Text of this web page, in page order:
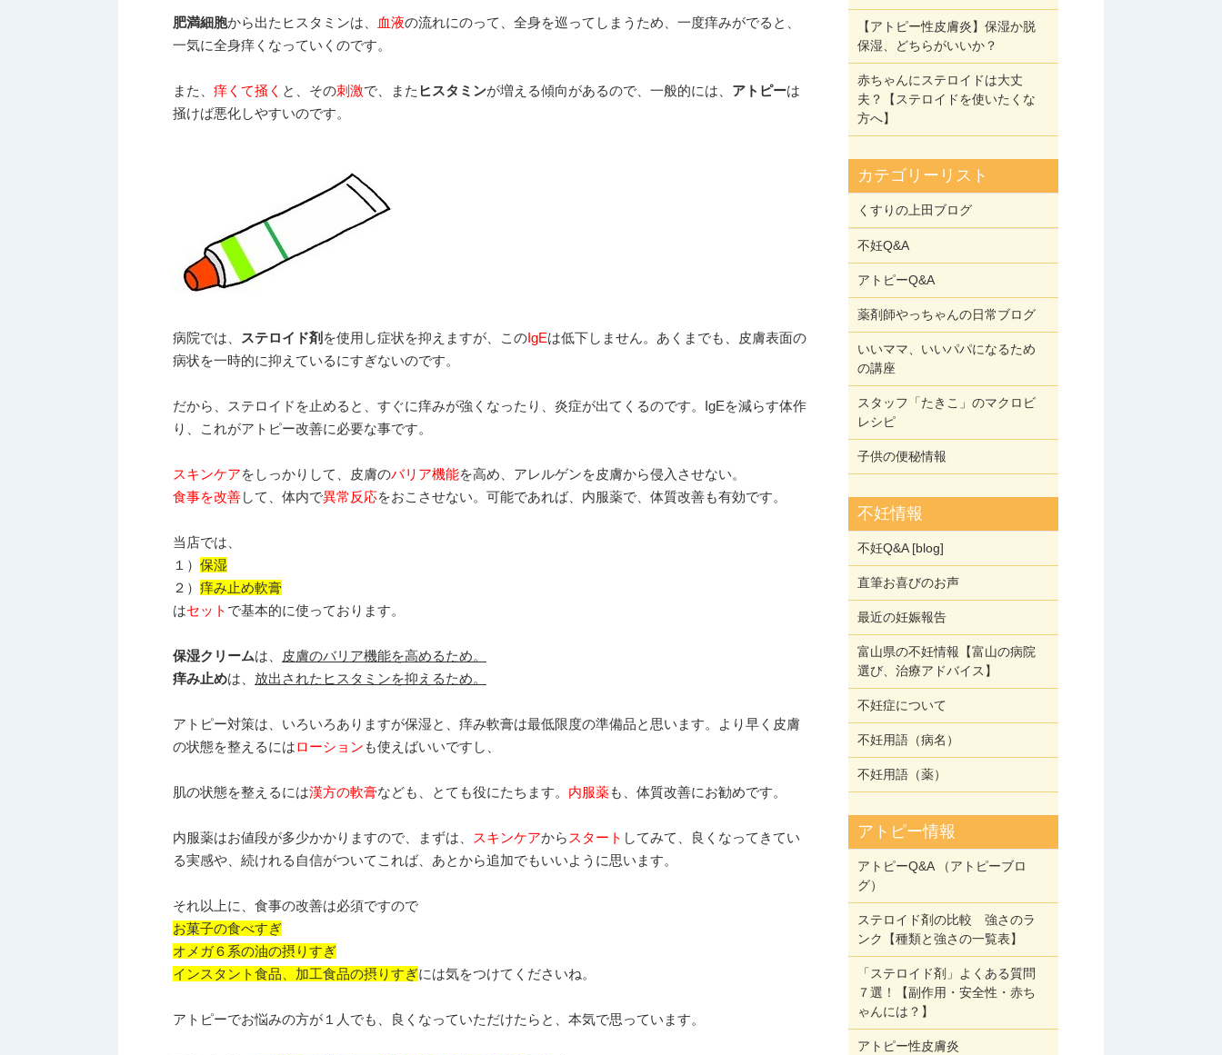
肥満細胞から出たヒスタミンは、 血液の流れにのって、全身を巡ってしまうため、一度痒みがでると、
一気に全身痒くなっていくのです。
また、 痒くて掻く と、その刺激で、また ヒスタミンが増える傾向があるので、一般的には、 アトピーは
掻けば悪化しやすいのです。
病院では、 ステロイド剤 を使用し症状を抑えますが、このIgEは低下しません。あくまでも、皮膚表面の
病状を一時的に抑えているにすぎないのです。
だから、ステロイドを止めると、すぐに痒みが強くなったり、炎症が出てくるのです。IgEを減らす体作
り、これがアトピー改善に必要な事です。
スキンケアをしっかりして、皮膚のバリア機能を高め、アレルゲンを皮膚から侵入させない。
食事を改善して、体内で異常反応をおこさせない。可能であれば、内服薬で、体質改善も有効です。
当店では、
１） 保湿
２） 痒み止め軟膏
はセット で基本的に使っております。
保湿クリームは、
皮膚のバリア機能を高めるため。
痒み止めは、 放出されたヒスタミンを抑えるため。
アトピー対策は、いろいろありますが保湿と、痒み軟膏は最低限度の準備品と思います。より早く皮膚
の状態を整えるにはローション も使えばいいですし、
肌の状態を整えるには漢方の軟膏なども、とても役にたちます。 内服薬も、体質改善にお勧めです。
内服薬はお値段が多少かかりますので、まずは、 スキンケアから スタート してみて、良くなってきてい
る実感や、続けれる自信がついてこれば、あとから追加でもいいように思います。
それ以上に、食事の改善は必須ですので
お菓子の食べすぎ
オメガ６系の油の摂りすぎ
インスタント食品、加工食品の摂りすぎには気をつけてくださいね。
アトピーでお悩みの方が１人でも、良くなっていただけたらと、本気で思っています。
【アトピー性皮膚炎】保湿か脱
保湿、どちらがいいか？
赤ちゃんにステロイドは大丈
夫？【ステロイドを使いたくな
方へ】
カテゴリーリスト
くすりの上田ブログ
不妊Q&A
アトピーQ&A
薬剤師やっちゃんの日常ブログ
いいママ、いいパパになるため
の講座
スタッフ「たきこ」のマクロビ
レシピ
子供の便秘情報
不妊情報
不妊Q&A [blog]
直筆お喜びのお声
最近の妊娠報告
富山県の不妊情報【富山の病院
選び、治療アドバイス】
不妊症について
不妊用語（病名）
不妊用語（薬）
アトピー情報
アトピーQ&A （アトピーブロ
グ）
ステロイド剤の比較 強さのラ
ンク【種類と強さの一覧表】
「ステロイド剤」よくある質問
７選！【副作用・安全性・赤ち
ゃんには？】
アトピー性皮膚炎